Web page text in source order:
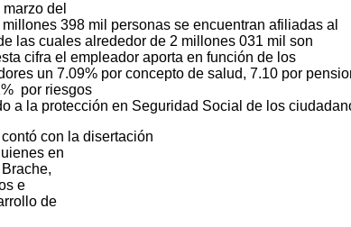
del
398 mil personas se encuentran afiliadas al
las cuales alrededor de 2 millones 031 mil son
cifra el empleador aporta en función de los
un 7.09% por concepto de salud, 7.10 por
por riesgos
a la protección en Seguridad Social de los
con la disertación
en
e
de